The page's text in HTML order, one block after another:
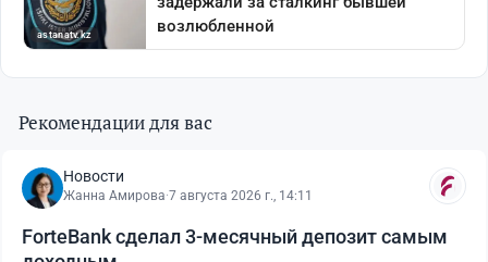
Рекомендации для вас
Новости
Жанна Амирова·7 августа 2026 г., 14:11
ForteBank сделал 3-месячный депозит самым